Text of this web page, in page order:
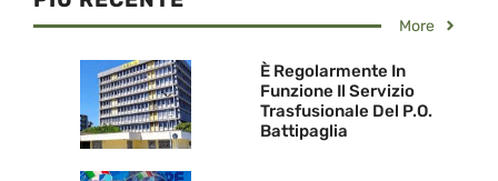
More
È Regolarmente In
Funzione Il Servizio
Trasfusionale Del P.O.
Battipaglia